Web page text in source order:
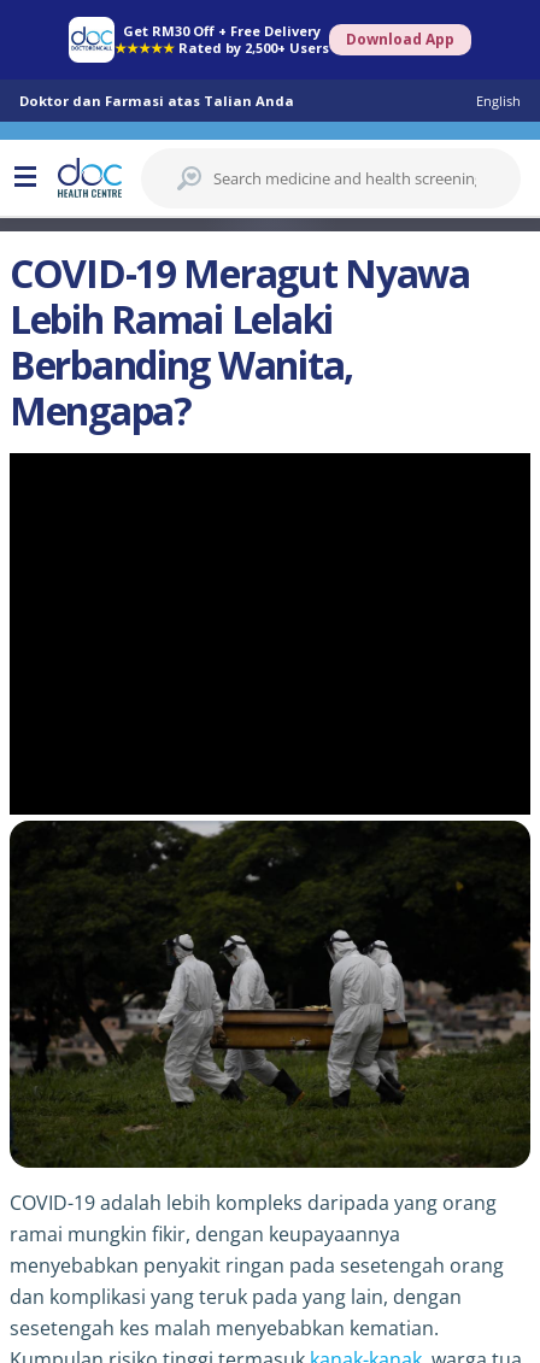
Get RM30 Off + Free Delivery
★★★★★ Rated by 2,500+ Users Download App
Doktor dan Farmasi atas Talian Anda English
COVID-19 Meragut Nyawa
Lebih Ramai Lelaki
Berbanding Wanita,
Mengapa?
COVID-19 adalah lebih kompleks daripada yang orang
ramai mungkin fikir, dengan keupayaannya
menyebabkan penyakit ringan pada sesetengah orang
dan komplikasi yang teruk pada yang lain, dengan
sesetengah kes malah menyebabkan kematian.